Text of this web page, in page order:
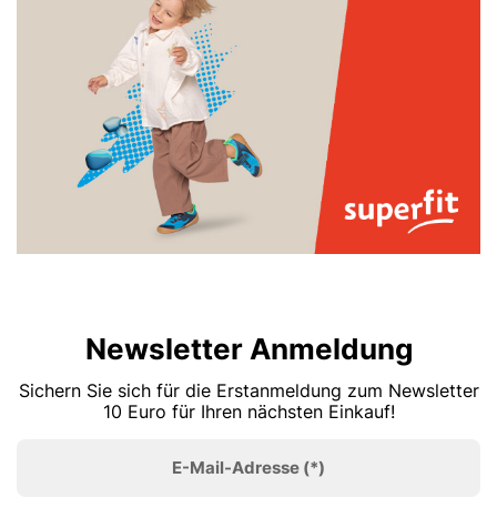
Newsletter Anmeldung
Sichern Sie sich für die Erstanmeldung zum Newsletter
10 Euro für Ihren nächsten Einkauf!
E-Mail-Adresse (*)